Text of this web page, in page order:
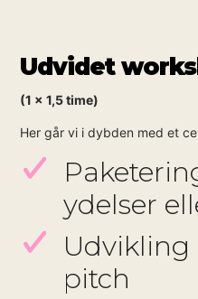
Udvidet
(1 x 1,5 time)
Her går vi i dybden med et
ydelser
Udvikling
pitch